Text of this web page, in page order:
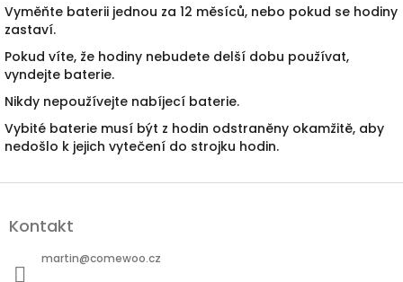
Vyměňte baterii jednou za 12 měsíců, nebo pokud se hodiny
zastaví.
Pokud víte, že hodiny nebudete delší dobu používat,
vyndejte baterie.
Nikdy nepoužívejte nabíjecí baterie.
Vybité baterie musí být z hodin odstraněny okamžitě, aby
nedošlo k jejich vytečení do strojku hodin.
Z
pKontakt
martin@comewoo.cz